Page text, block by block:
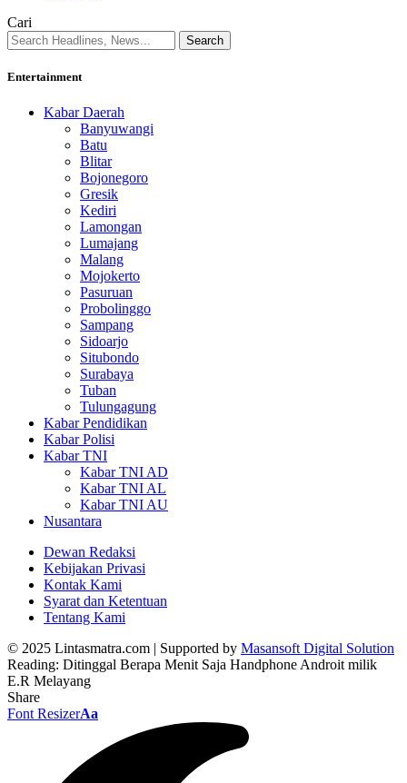
Cari
Entertainment
Kabar Daerah
Banyuwangi
Batu
Blitar
Bojonegoro
Gresik
Kediri
Lamongan
Lumajang
Malang
Mojokerto
Pasuruan
Probolinggo
Sampang
Sidoarjo
Situbondo
Surabaya
Tuban
Tulungagung
Kabar Pendidikan
Kabar Polisi
Kabar TNI
Kabar TNI AD
Kabar TNI AL
Kabar TNI AU
Nusantara
Dewan Redaksi
Kebijakan Privasi
Kontak Kami
Syarat dan Ketentuan
Tentang Kami
© 2025 Lintasmatra.com | Supported by Masansoft Digital Solution
Reading: Ditinggal Berapa Menit Saja Handphone Androit milik
E.R Melayang
Share
Font ResizerAa